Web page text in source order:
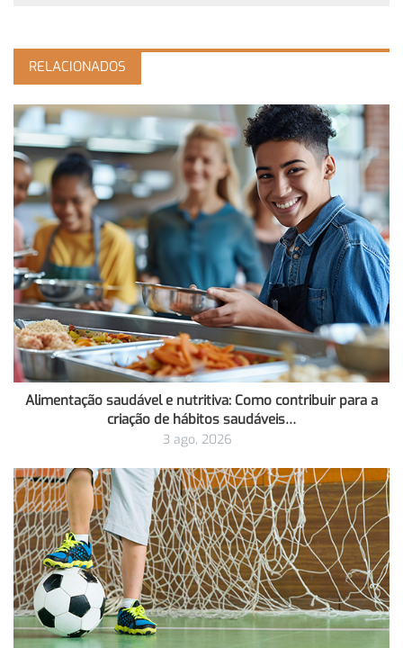
RELACIONADOS
Alimentação saudável e nutritiva: Como contribuir para a
criação de hábitos saudáveis…
3 ago, 2026